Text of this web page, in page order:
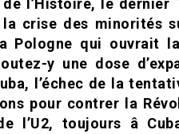
l’Histoire, le dernier
crise des minorités
Pologne qui ouvrait
y une dose
l’échec de la
pour contrer la
l’U2, toujours â